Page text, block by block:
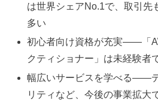
は世界シェアNo.1で、取引先
多い
初心者向け資格が充実——「
クティショナー」は未経験者
幅広いサービスを学べる——
リティなど、今後の事業拡大